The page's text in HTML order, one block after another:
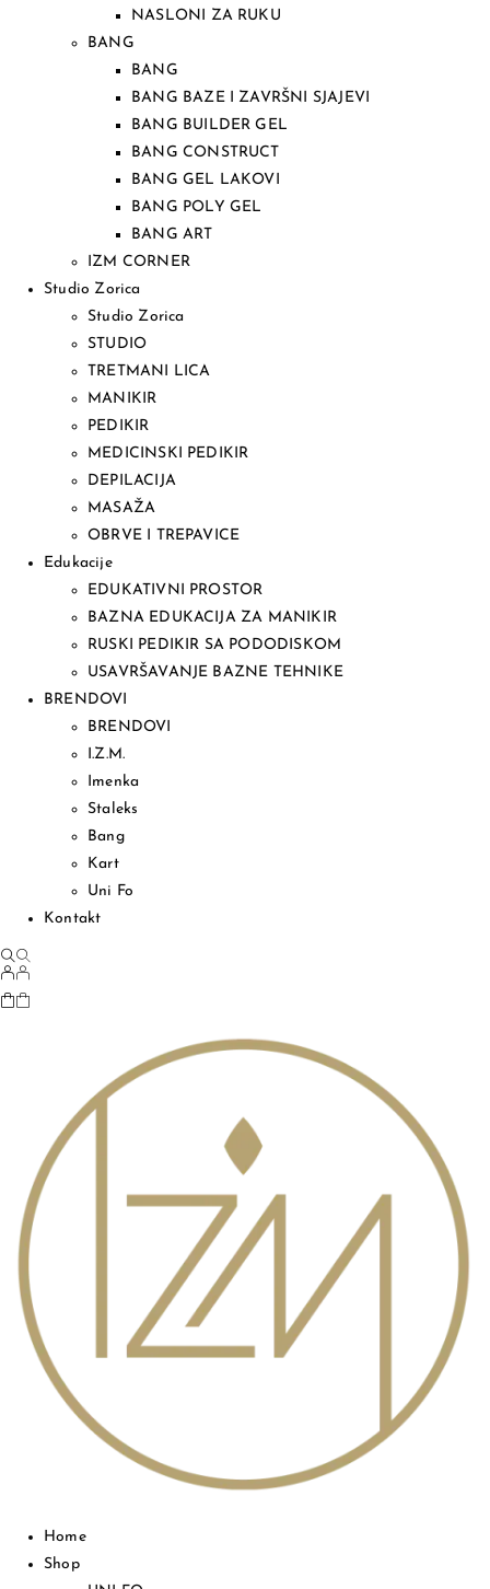
NASLONI ZA RUKU
BANG
BANG
BANG BAZE I ZAVRŠNI SJAJEVI
BANG BUILDER GEL
BANG CONSTRUCT
BANG GEL LAKOVI
BANG POLY GEL
BANG ART
IZM CORNER
Studio Zorica
Studio Zorica
STUDIO
TRETMANI LICA
MANIKIR
PEDIKIR
MEDICINSKI PEDIKIR
DEPILACIJA
MASAŽA
OBRVE I TREPAVICE
Edukacije
EDUKATIVNI PROSTOR
BAZNA EDUKACIJA ZA MANIKIR
RUSKI PEDIKIR SA PODODISKOM
USAVRŠAVANJE BAZNE TEHNIKE
BRENDOVI
BRENDOVI
I.Z.M.
Imenka
Staleks
Bang
Kart
Uni Fo
Kontakt
Home
Shop